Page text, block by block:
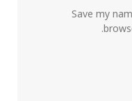
Save my